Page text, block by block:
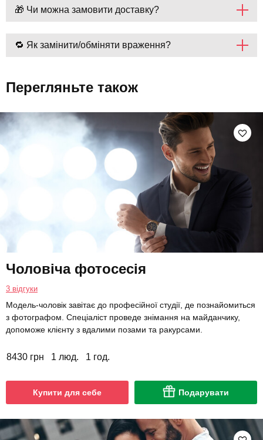
🎁 Чи можна замовити доставку?
🔁 Як замінити/обміняти враження?
Перегляньте також
Чоловіча фотосесія
3 відгуки
Модель-чоловік завітає до професійної студії, де познайомиться
з фотографом. Спеціаліст проведе знімання на майданчику,
допоможе клієнту з вдалими позами та ракурсами.
8430 грн 1 люд. 1 год.
Купити для себе Подарувати